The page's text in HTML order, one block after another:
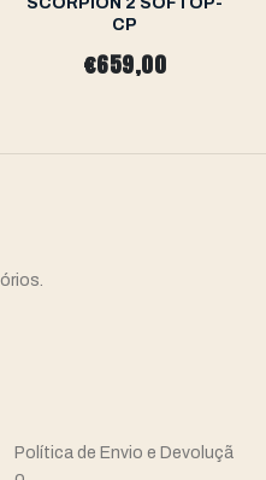
CP
€659,00
Política de Envio e Devoluçã